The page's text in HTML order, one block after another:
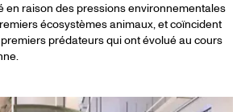
en raison des pressions environnementales
écosystèmes animaux, et coïncident
prédateurs qui ont évolué au cours